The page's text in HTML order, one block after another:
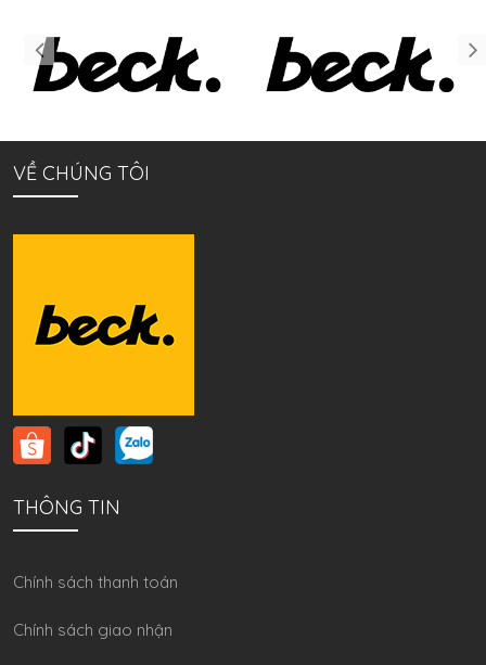
VỀ CHÚNG TÔI
THÔNG TIN
Chính sách thanh toán
Chính sách giao nhận